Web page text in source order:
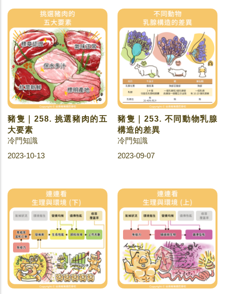
豬隻｜258. 挑選豬肉的五
大要素
冷門知識
2023-10-13
豬隻｜253. 不同動物乳腺
構造的差異
冷門知識
2023-09-07